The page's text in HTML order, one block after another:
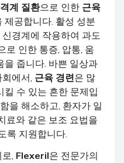
계 질환으로 인한 근육
제공합니다. 활성 성분
신경계에 작용하여 과도
로 인한 통증, 압통, 움
을 줍니다. 바쁜 일상과
에서, 근육 경련은 많
킬 수 있는 흔한 문제입
을 해소하고, 환자가 일
료와 같은 보조 요법을
록 지원합니다.
, Flexeril은 전문가의